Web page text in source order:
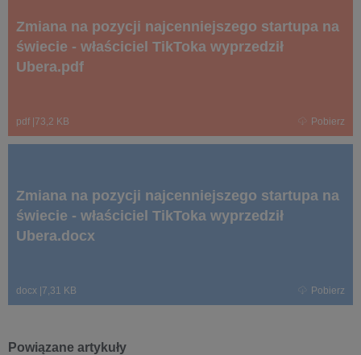
Zmiana na pozycji najcenniejszego startupa na
świecie - właściciel TikToka wyprzedził
Ubera.pdf
pdf |73,2 KB Pobierz
Zmiana na pozycji najcenniejszego startupa na
świecie - właściciel TikToka wyprzedził
Ubera.docx
docx |7,31 KB Pobierz
Powiązane artykuły